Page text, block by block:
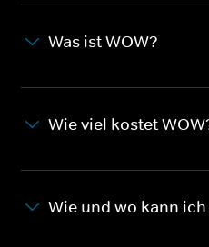
Was ist WOW?
Wie viel kostet
Wie und wo kann